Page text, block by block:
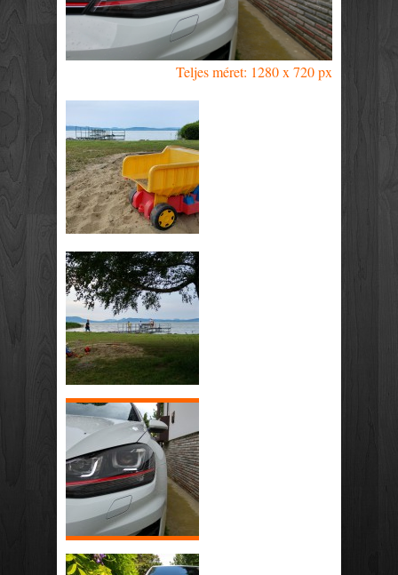
Teljes méret: 1280 x 720 px